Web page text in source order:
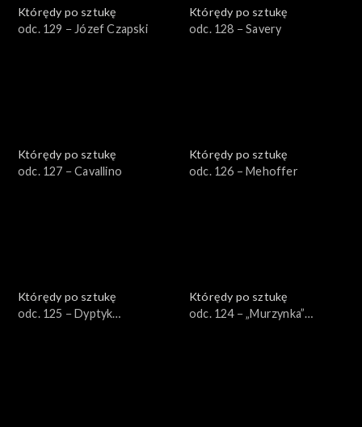
Którędy po sztukę
odc. 129 − Józef Czapski
Którędy po sztukę
odc. 128 − Savery
Którędy po sztukę
odc. 127 − Cavallino
Którędy po sztukę
odc. 126 – Mehoffer
Którędy po sztukę
odc. 125 − Dyptyk
Którędy po sztukę
odc. 124 − „Murzynka”